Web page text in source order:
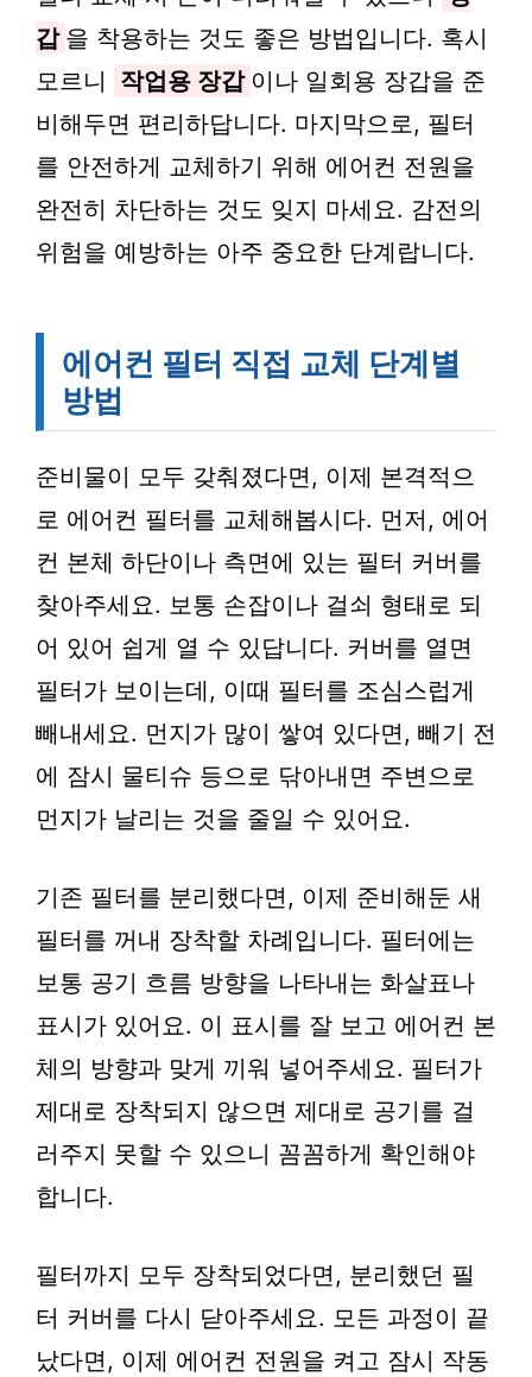
갑 을 착용하는 것도 좋은 방법입니다. 혹시
모르니
작업용 장갑 이나 일회용 장갑을 준
비해두면 편리하답니다. 마지막으로, 필터
를 안전하게 교체하기 위해 에어컨 전원을
완전히 차단하는 것도 잊지 마세요. 감전의
위험을 예방하는 아주 중요한 단계랍니다.
에어컨 필터 직접 교체 단계별
방법
준비물이 모두 갖춰졌다면, 이제 본격적으
로 에어컨 필터를 교체해봅시다. 먼저, 에어
컨 본체 하단이나 측면에 있는 필터 커버를
찾아주세요. 보통 손잡이나 걸쇠 형태로 되
어 있어 쉽게 열 수 있답니다. 커버를 열면
필터가 보이는데, 이때 필터를 조심스럽게
빼내세요. 먼지가 많이 쌓여 있다면, 빼기 전
에 잠시 물티슈 등으로 닦아내면 주변으로
먼지가 날리는 것을 줄일 수 있어요.
기존 필터를 분리했다면, 이제 준비해둔 새
필터를 꺼내 장착할 차례입니다. 필터에는
보통 공기 흐름 방향을 나타내는 화살표나
표시가 있어요. 이 표시를 잘 보고 에어컨 본
체의 방향과 맞게 끼워 넣어주세요. 필터가
제대로 장착되지 않으면 제대로 공기를 걸
러주지 못할 수 있으니 꼼꼼하게 확인해야
합니다.
필터까지 모두 장착되었다면, 분리했던 필
터 커버를 다시 닫아주세요. 모든 과정이 끝
났다면, 이제 에어컨 전원을 켜고 잠시 작동